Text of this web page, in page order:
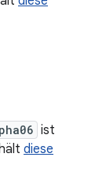
ist
diese